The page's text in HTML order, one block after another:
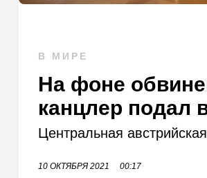
В МИРЕ
На фоне
канцлер подал
Центральная
10 ОКТЯБРЯ 2021 00:17